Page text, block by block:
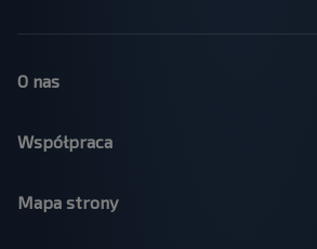
O nas
Współpraca
Mapa strony